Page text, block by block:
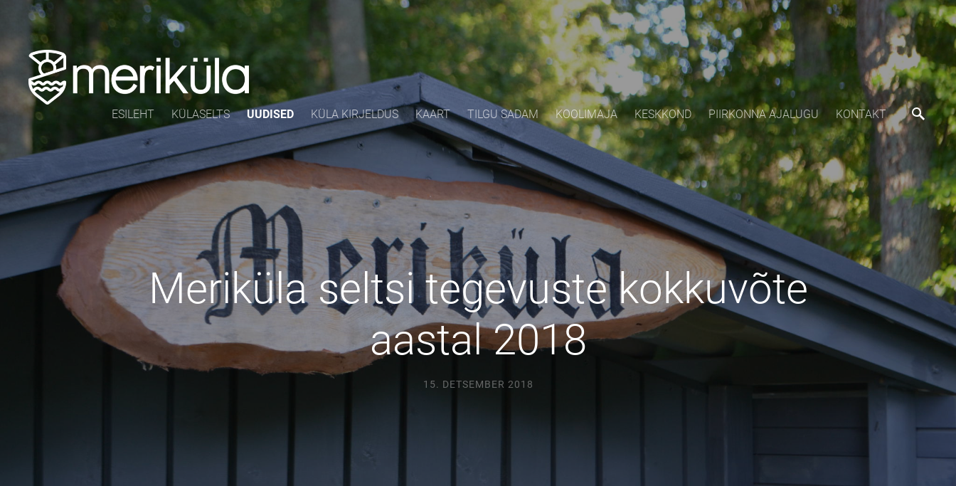
ESILEHT KÜLASELTS UUDISED KÜLA KIRJELDUS KAART TILGU SADAM KOOLIMAJA KESKKOND PIIRKONNA AJALUGU KONTAKT
Meriküla seltsi tegevuste kokkuvõte
aastal 2018
15. DETSEMBER 2018